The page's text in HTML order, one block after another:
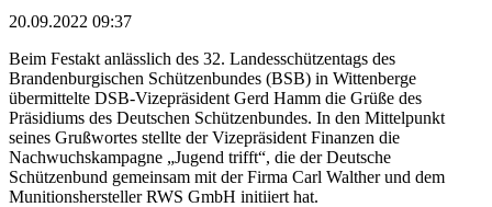
20.09.2022 09:37
Beim Festakt anlässlich des 32. Landesschützentags des
Brandenburgischen Schützenbundes (BSB) in Wittenberge
übermittelte DSB-Vizepräsident Gerd Hamm die Grüße des
Präsidiums des Deutschen Schützenbundes. In den Mittelpunkt
seines Grußwortes stellte der Vizepräsident Finanzen die
Nachwuchskampagne „Jugend trifft“, die der Deutsche
Schützenbund gemeinsam mit der Firma Carl Walther und dem
Munitionshersteller RWS GmbH initiiert hat.